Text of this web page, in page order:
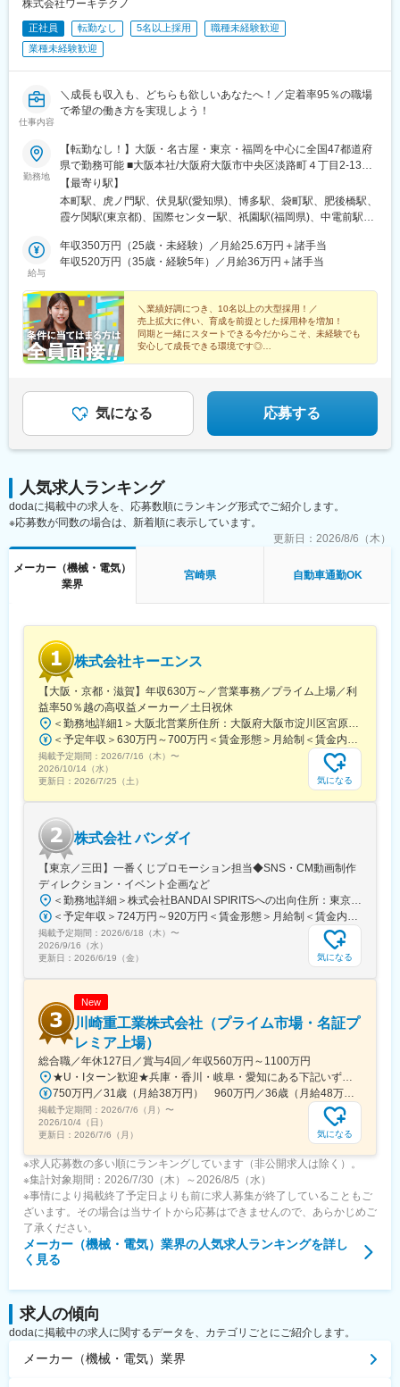
株式会社ワーキテクノ
正社員 転勤なし 5名以上採用
職種未経験歓迎
業種未経験歓迎
仕事内容
＼成長も収入も、どちらも欲しいあなたへ！／定着率95％の職場
で希望の働き方を実現しよう！
勤務地
【転勤なし！】大阪・名古屋・東京・福岡を中心に全国47都道府
県で勤務可能 ■大阪本社/大阪府大阪市中央区淡路町４丁目2-13■
東京支社/東京都千代田区霞が関1-4-2 ■名古屋支社/愛知県名古屋
市中区錦1-17-26■福岡支社/福岡県福岡市博多区博多駅前1-15-20
7F■広島支社/広島市中区大手町2丁目8-5 4F◎希望の勤務エリア
国海外各地のプロジェクトに参画可能！・マイカー通勤もプロジ
ェクトにより可 ・直行直帰OK ★引越し代補助制度や家賃補助制
トワークも相談可!!
【最寄り駅】
本町駅、虎ノ門駅、伏見駅(愛知県)、博多駅、袋町駅、肥後橋駅、
霞ケ関駅(東京都)、国際センター駅、祇園駅(福岡県)、中電前駅、
給与
年収350万円（25歳・未経験）／月給25.6万円＋諸手当
年収520万円（35歳・経験5年）／月給36万円＋諸手当
＼業績好調につき、10名以上の大型採用！／
売上拡大に伴い、育成を前提とした採用枠を増加！
同期と一緒にスタートできる今だからこそ、未経験でも
安心して成長できる環境です◎
気になる 応募する
人気求人ランキング
dodaに掲載中の求人を、応募数順にランキング形式でご紹介します。
※応募数が同数の場合は、新着順に表示しています。
更新日： 2026/8/6（木）
メーカー（機械・電気）
業界
宮崎県 自動車通勤OK
株式会社キーエンス
【大阪・京都・滋賀】年収630万～／営業事務／プライム上場／利
益率50％越の高収益メーカー／土日祝休
掲載予定期間： 2026/7/16（木） 〜
2026/10/14（水）
更新日： 2026/7/25（土） 気になる
株式会社 バンダイ
【東京／三田】一番くじプロモーション担当◆SNS・CM動画制作
ディレクション・イベント企画など
掲載予定期間： 2026/6/18（木） 〜
2026/9/16（水）
更新日： 2026/6/19（金） 気になる
New
川崎重工業株式会社（プライム市場・名証プ
レミア上場）
総合職／年休127日／賞与4回／年収560万円～1100万円
掲載予定期間： 2026/7/6（月） 〜
2026/10/4（日）
更新日： 2026/7/6（月） 気になる
※求人応募数の多い順にランキングしています（非公開求人は除く）。
※集計対象期間：2026/7/30（木）～2026/8/5（水）
※事情により掲載終了予定日よりも前に求人募集が終了していることもご
ざいます。その場合は当サイトから応募はできませんので、あらかじめご
了承ください。
メーカー（機械・電気）業界の人気求人ランキングを詳し
く見る
求人の傾向
dodaに掲載中の求人に関するデータを、カテゴリごとにご紹介します。
メーカー（機械・電気）業界